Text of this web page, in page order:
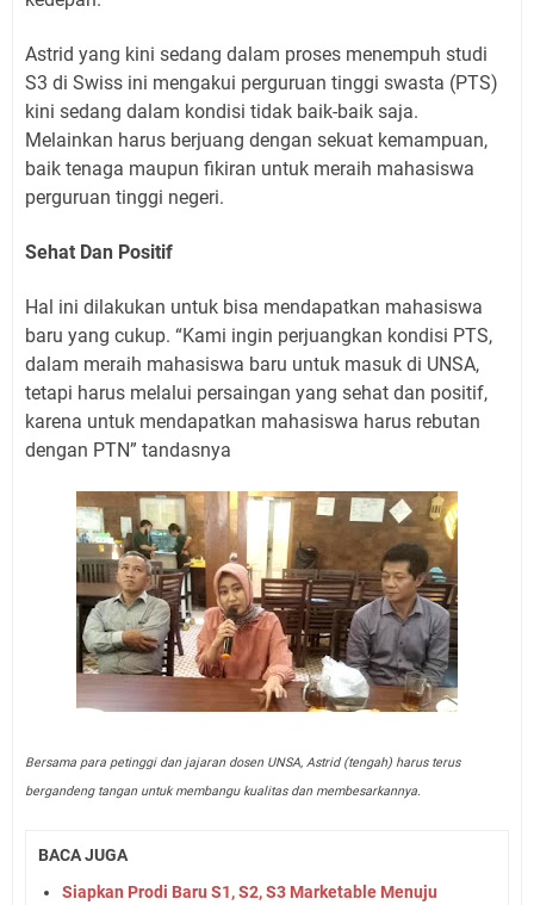
Astrid yang kini sedang dalam proses menempuh studi
S3 di Swiss ini mengakui perguruan tinggi swasta (PTS)
kini sedang dalam kondisi tidak baik-baik saja.
Melainkan harus berjuang dengan sekuat kemampuan,
baik tenaga maupun fikiran untuk meraih mahasiswa
perguruan tinggi negeri.
Sehat Dan Positif
Hal ini dilakukan untuk bisa mendapatkan mahasiswa
baru yang cukup. “Kami ingin perjuangkan kondisi PTS,
dalam meraih mahasiswa baru untuk masuk di UNSA,
tetapi harus melalui persaingan yang sehat dan positif,
karena untuk mendapatkan mahasiswa harus rebutan
dengan PTN” tandasnya
Bersama para petinggi dan jajaran dosen UNSA, Astrid (tengah) harus terus
bergandeng tangan untuk membangu kualitas dan membesarkannya.
BACA JUGA
Siapkan Prodi Baru S1, S2, S3 Marketable Menuju